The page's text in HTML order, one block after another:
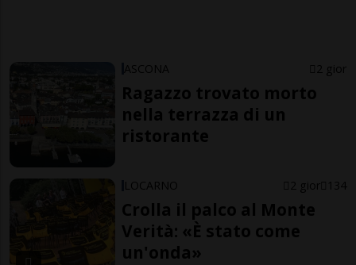
ASCONA 2 gior
Ragazzo trovato morto
nella terrazza di un
ristorante
LOCARNO 2 gior 134
Crolla il palco al Monte
Verità: «È stato come
un'onda»